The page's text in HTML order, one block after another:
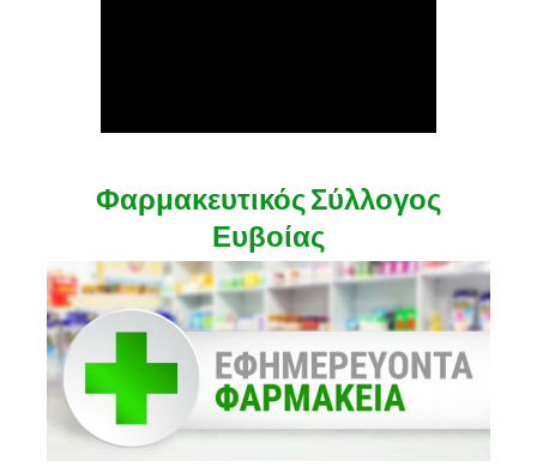
Φαρμακευτικός Σύλλογος
Ευβοίας